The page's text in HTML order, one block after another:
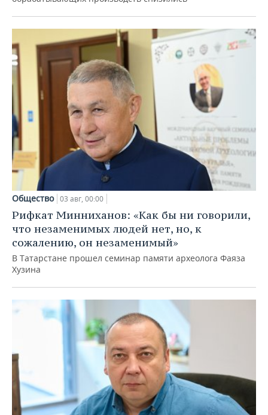
Общество 03 авг, 00:00
Рифкат Минниханов: «Как бы ни говорили,
что незаменимых людей нет, но, к
сожалению, он незаменимый»
В Татарстане прошел семинар памяти археолога Фаяза
Хузина